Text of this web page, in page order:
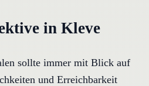
in Kleve
sollte immer mit Blick auf
und Erreichbarkeit